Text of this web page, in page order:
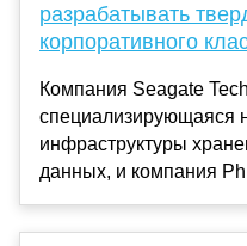
разрабатывать
корпоративного
Компания Seagate
специализирующаяся
инфраструктуры
данных, и компания